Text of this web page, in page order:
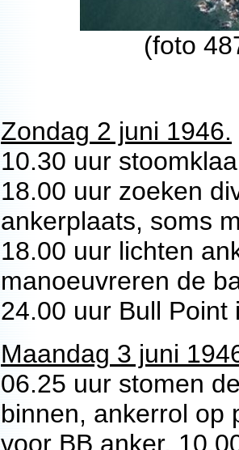
(foto
Zondag 2 juni 1946.
10.30 uur
18.00 uur zoeken
ankerplaats, soms
18.00 uur lichten
manoeuvreren de
24.00 uur Bull Point
Maandag 3 juni
06.25 uur stomen
binnen, ankerrol op
voor BB anker.